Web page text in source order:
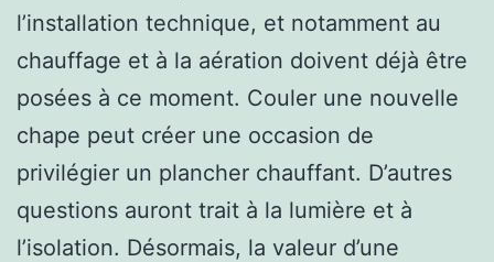
l’installation technique, et notamment au
chauffage et à la aération doivent déjà être
posées à ce moment. Couler une nouvelle
chape peut créer une occasion de
privilégier un plancher chauffant. D’autres
questions auront trait à la lumière et à
l’isolation. Désormais, la valeur d’une